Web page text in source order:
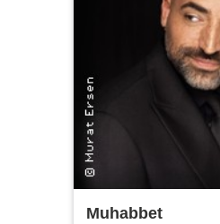
Muhabbet